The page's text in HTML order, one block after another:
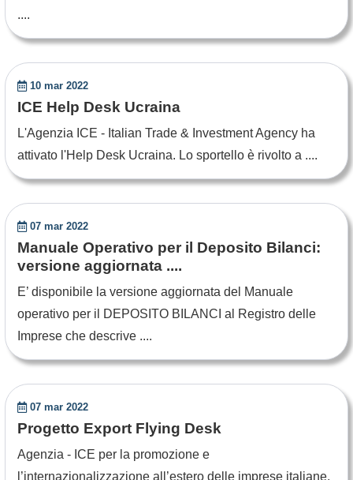
....
10 mar 2022
ICE Help Desk Ucraina
L'Agenzia ICE - Italian Trade & Investment Agency ha
attivato l'Help Desk Ucraina. Lo sportello è rivolto a ....
07 mar 2022
Manuale Operativo per il Deposito Bilanci:
versione aggiornata ....
E’ disponibile la versione aggiornata del Manuale
operativo per il DEPOSITO BILANCI al Registro delle
Imprese che descrive ....
07 mar 2022
Progetto Export Flying Desk
Agenzia - ICE per la promozione e
l’internazionalizzazione all’estero delle imprese italiane,